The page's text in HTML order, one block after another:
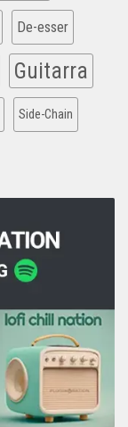
De-esser
Guitarra
Side-Chain